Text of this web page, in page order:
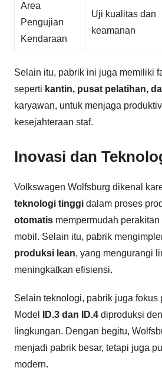
Area
Pengujian
Kendaraan
Uji kualitas dan
keamanan
Selain itu, pabrik ini juga memiliki
seperti kantin, pusat pelatihan,
karyawan, untuk menjaga
kesejahteraan staf.
Inovasi dan
Volkswagen Wolfsburg dikenal
teknologi tinggi dalam proses
otomatis mempermudah
mobil. Selain itu, pabrik
produksi lean, yang mengurangi
meningkatkan efisiensi.
Selain teknologi, pabrik juga fokus
Model
ID.3 dan ID.4 diproduksi
lingkungan. Dengan begitu,
menjadi pabrik besar, tetapi juga
modern.